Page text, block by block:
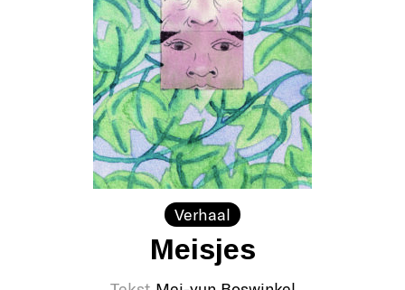
Verhaal
Meisjes